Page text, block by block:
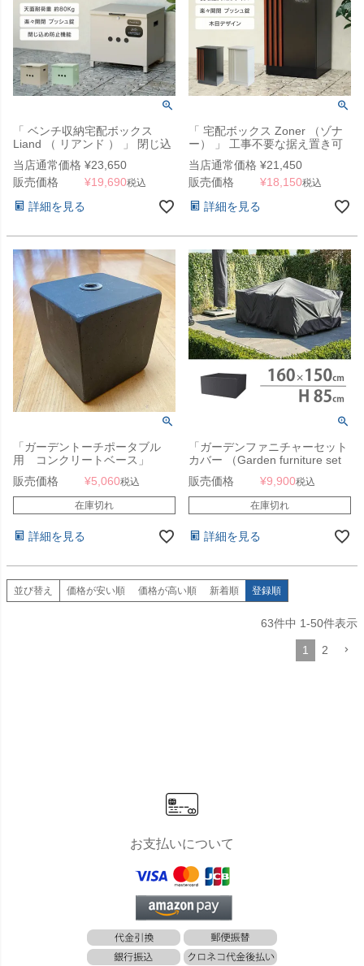
「 ベンチ収納宅配ボックス
Liand （ リアンド ） 」 閉じ込
め防止機能付き
当店通常価格 ¥23,650
販売価格
¥19,690税込
詳細を見る
「 宅配ボックス Zoner （ゾナ
ー） 」 工事不要な据え置き可
能タイプ
当店通常価格 ¥21,450
販売価格
¥18,150税込
詳細を見る
「ガーデントーチポータブル
用 コンクリートベース」
販売価格
¥5,060税込
在庫切れ
詳細を見る
「ガーデンファニチャーセット
カバー （Garden furniture set
cover） エアロカバー
（AeroCover） #7914
160x150x85cm」【沖縄・離島
は送料要見積り】
販売価格 ¥9,900税込
在庫切れ
詳細を見る
並び替え 価格が安い順 価格が高い順 新着順 登録順
63件中 1-50件表示
1 2
お支払いについて